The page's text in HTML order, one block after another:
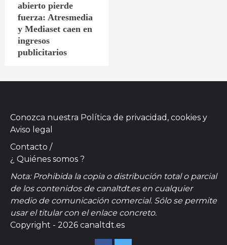
abierto pierde
fuerza: Atresmedia
y Mediaset caen en
ingresos
publicitarios
Conozca nuestra Política de privacidad, cookies y
Aviso legal
Contacto /
¿ Quiénes somos ?
Nota: Prohibida la copia o distribución total o parcial
de los contenidos de canaltdt.es en cualquier
medio de comunicación comercial. Sólo se permite
usar el titular con el enlace concreto.
Copyright - 2026 canaltdt.es